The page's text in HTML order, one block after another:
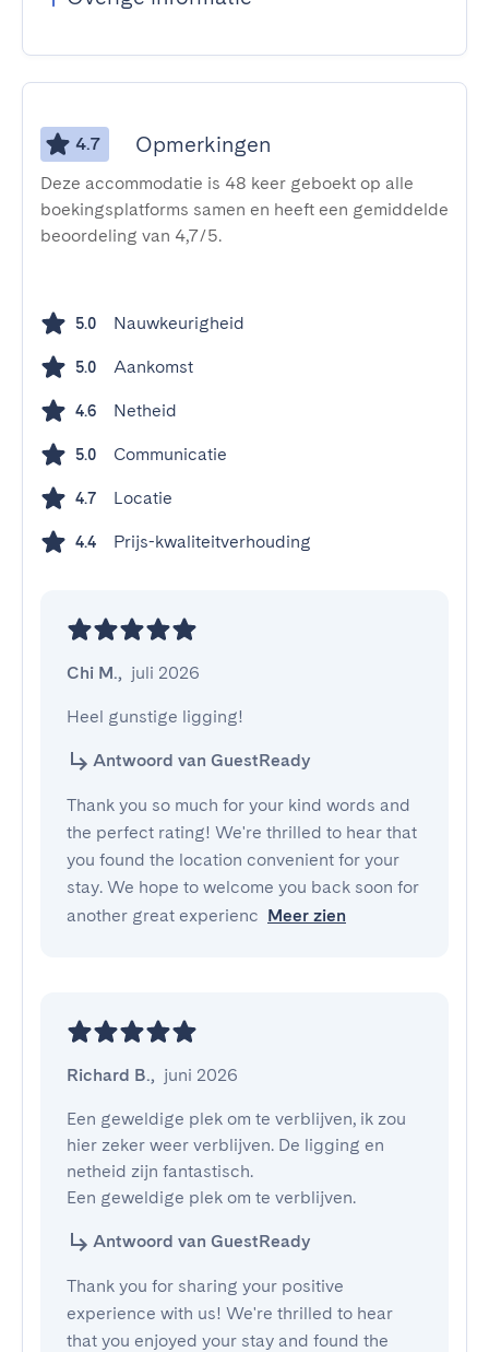
4.7 Opmerkingen
Deze accommodatie is 48 keer geboekt op alle
boekingsplatforms samen en heeft een gemiddelde
beoordeling van 4,7/5.
5.0 Nauwkeurigheid
5.0 Aankomst
4.6 Netheid
5.0 Communicatie
4.7 Locatie
4.4 Prijs-kwaliteitverhouding
Chi M., juli 2026
Heel gunstige ligging!
Antwoord van GuestReady
Thank you so much for your kind words and
the perfect rating! We're thrilled to hear that
you found the location convenient for your
stay. We hope to welcome you back soon for
another great experienc Meer zien
Richard B., juni 2026
Een geweldige plek om te verblijven, ik zou
hier zeker weer verblijven. De ligging en
netheid zijn fantastisch.
Een geweldige plek om te verblijven.
Antwoord van GuestReady
Thank you for sharing your positive
experience with us! We're thrilled to hear
that you enjoyed your stay and found the